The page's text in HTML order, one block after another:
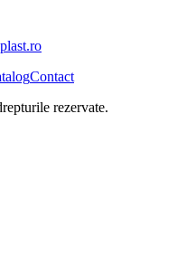
Contact
rezervate.